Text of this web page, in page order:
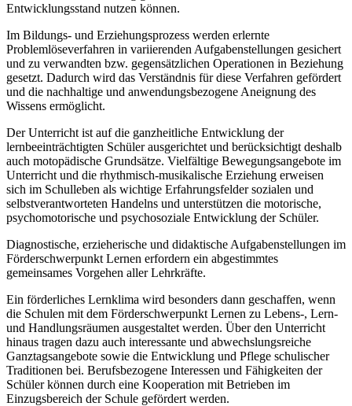
Entwicklungsstand nutzen können.
Im Bildungs- und Erziehungsprozess werden erlernte
Problemlöseverfahren in variierenden Aufgabenstellungen gesichert
und zu verwandten bzw. gegensätzlichen Operationen in Beziehung
gesetzt. Dadurch wird das Verständnis für diese Verfahren gefördert
und die nachhaltige und anwendungsbezogene Aneignung des
Wissens ermöglicht.
Der Unterricht ist auf die ganzheitliche Entwicklung der
lernbeeinträchtigten Schüler ausgerichtet und berücksichtigt deshalb
auch motopädische Grundsätze. Vielfältige Bewegungsangebote im
Unterricht und die rhythmisch-musikalische Erziehung erweisen
sich im Schulleben als wichtige Erfahrungsfelder sozialen und
selbstverantworteten Handelns und unterstützen die motorische,
psychomotorische und psychosoziale Entwicklung der Schüler.
Diagnostische, erzieherische und didaktische Aufgabenstellungen im
Förderschwerpunkt Lernen erfordern ein abgestimmtes
gemeinsames Vorgehen aller Lehrkräfte.
Ein förderliches Lernklima wird besonders dann geschaffen, wenn
die Schulen mit dem Förderschwerpunkt Lernen zu Lebens-, Lern-
und Handlungsräumen ausgestaltet werden. Über den Unterricht
hinaus tragen dazu auch interessante und abwechslungsreiche
Ganztagsangebote sowie die Entwicklung und Pflege schulischer
Traditionen bei. Berufsbezogene Interessen und Fähigkeiten der
Schüler können durch eine Kooperation mit Betrieben im
Einzugsbereich der Schule gefördert werden.